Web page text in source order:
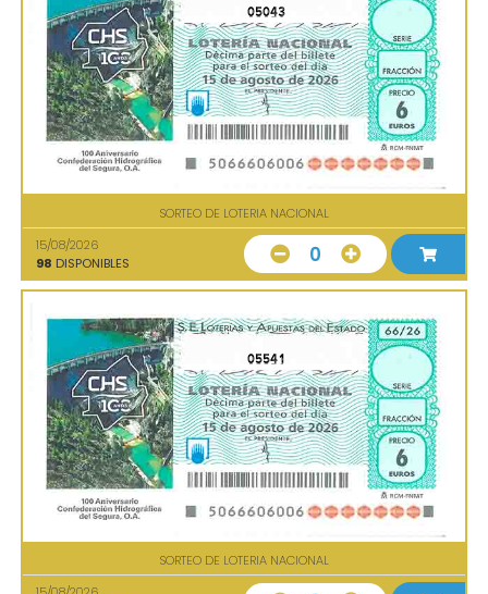
05043
SORTEO DE LOTERIA NACIONAL
15/08/2026
98 DISPONIBLES 0
05541
SORTEO DE LOTERIA NACIONAL